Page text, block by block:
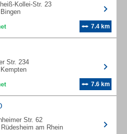
Kollei-Str. 23
7.4 km
Str. 234
7.6 km
Str. 62
am Rhein